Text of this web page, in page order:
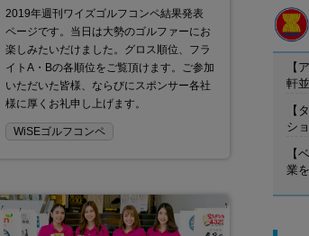
2019年週刊ワイズゴルフコンペ結果発表
ページです。当日は大勢のゴルファーにお
楽しみたいだけました。グロス順位、フラ
イトA・Bの各順位をご覧頂けます。ご参加
いただいた皆様、ならびにスポンサー各社
様に厚くお礼申し上げます。
WiSEゴルフコンペ
【
軒
【
シ
【
業